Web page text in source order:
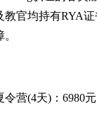
教官均持有RYA
营(4天)：6980元